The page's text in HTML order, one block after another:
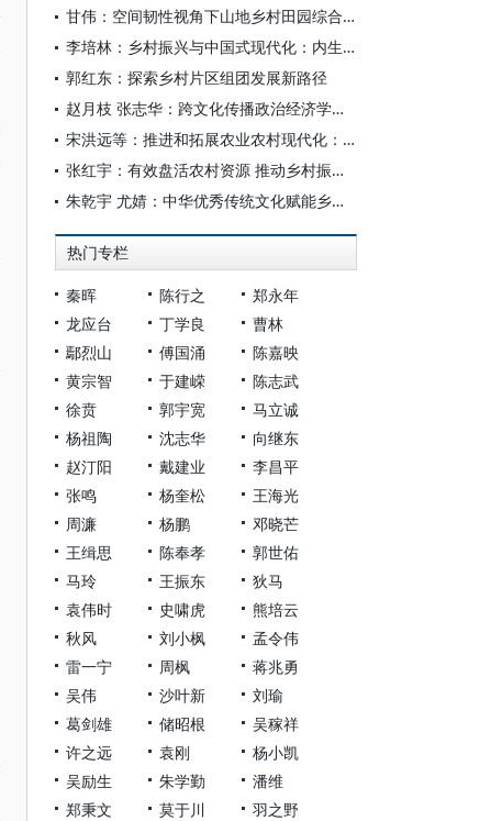
甘伟：空间韧性视角下山地乡村田园综合体的转型路径研究——以鄂西山区L社区建设为例
李培林：乡村振兴与中国式现代化：内生动力和路径选择
郭红东：探索乡村片区组团发展新路径
赵月枝 张志华：跨文化传播政治经济学视角下的乡村数字经济
宋洪远等：推进和拓展农业农村现代化：“十四五”回顾与“十五五”展望
张红宇：有效盘活农村资源 推动乡村振兴投融资机制创新
朱乾宇 尤婧：中华优秀传统文化赋能乡村产业振兴——基于村级大数据的实证研究
热门专栏
秦晖 陈行之
郑永年
龙应台
丁学良
曹林
鄢烈山
傅国涌
陈嘉映
黄宗智
于建嵘
陈志武
徐贲
郭宇宽
马立诚
杨祖陶
沈志华
向继东
赵汀阳
戴建业
李昌平
张鸣
杨奎松
王海光
周濂
杨鹏
邓晓芒
王缉思
陈奉孝
郭世佑
马玲
王振东
狄马
袁伟时
史啸虎
熊培云
秋风
刘小枫
孟令伟
雷一宁
周枫
蒋兆勇
吴伟
沙叶新
刘瑜
葛剑雄
储昭根
吴稼祥
许之远
袁刚
杨小凯
吴励生
朱学勤
潘维
郑秉文
莫于川
羽之野